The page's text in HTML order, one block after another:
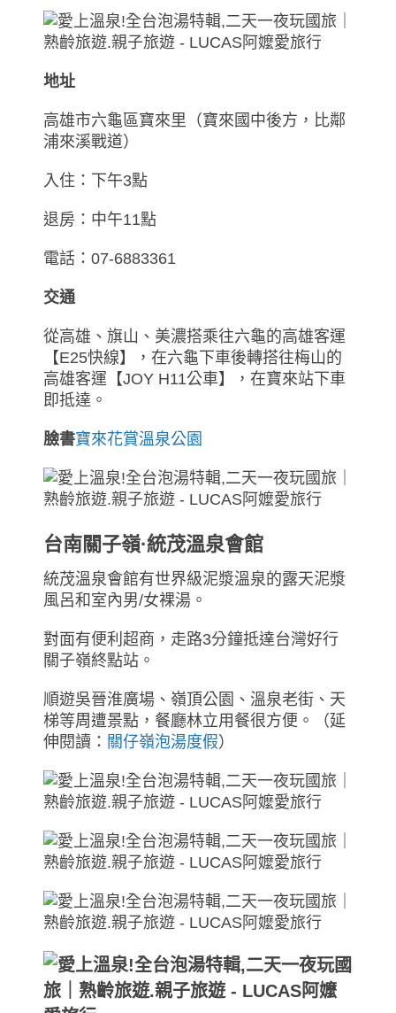
地址
高雄市六龜區寶來里（寶來國中後方，比鄰
浦來溪戰道）
入住：下午3點
退房：中午11點
電話：07-6883361
交通
從高雄、旗山、美濃搭乘往六龜的高雄客運
【E25快線】，在六龜下車後轉搭往梅山的
高雄客運【JOY H11公車】，在寶來站下車
即抵達。
臉書寶來花賞溫泉公園
台南關子嶺·統茂溫泉會館
統茂溫泉會館有世界級泥漿溫泉的露天泥漿
風呂和室內男/女裸湯。
對面有便利超商，走路3分鐘抵達台灣好行
關子嶺終點站。
順遊吳晉淮廣場、嶺頂公園、溫泉老街、天
梯等周遭景點，餐廳林立用餐很方便。（延
伸閱讀： 關仔嶺泡湯度假）